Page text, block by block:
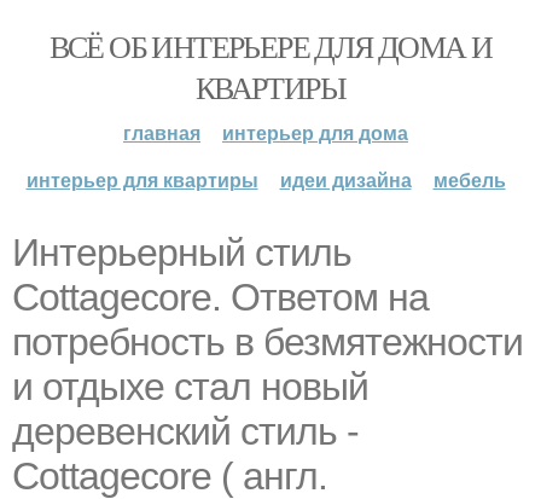
ВСЁ ОБ ИНТЕРЬЕРЕ ДЛЯ ДОМА И
КВАРТИРЫ
главная
интерьер для дома
интерьер для квартиры
идеи дизайна мебель
Интерьерный стиль
Сottagecore. Ответом на
потребность в безмятежности
и отдыхе стал новый
деревенский стиль -
Cottagecore ( англ.